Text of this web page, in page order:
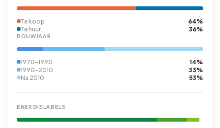
Te koop 64%
Te huur 36%
BOUWJAAR
1970-1990 14%
1990-2010 33%
Na 2010 53%
ENERGIELABELS